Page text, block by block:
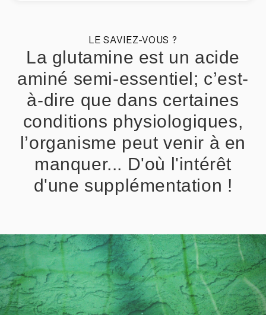
LE SAVIEZ-VOUS ?
La glutamine est un acide
aminé semi-essentiel; c’est-
à-dire que dans certaines
conditions physiologiques,
l’organisme peut venir à en
manquer... D'où l'intérêt
d'une supplémentation !